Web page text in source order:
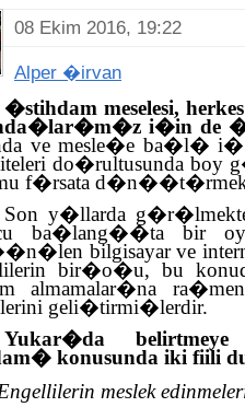
08 Ekim 2016, 19:22
Alper �irvan
�stihdam meselesi,
i�in de
ve mesle�e ba�l� i�
do�rultusunda boy
f�rsata
Son y�llarda
ba�lang��ta bir
bilgisayar ve
bir�o�u, bu
almamalar�na
geli�tirmi�lerdir.
Yukar�da
konusunda iki fiili
meslek